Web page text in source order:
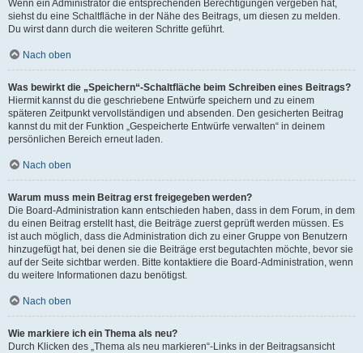
Wenn ein Administrator die entsprechenden Berechtigungen vergeben hat,
siehst du eine Schaltfläche in der Nähe des Beitrags, um diesen zu melden.
Du wirst dann durch die weiteren Schritte geführt.
Nach oben
Was bewirkt die „Speichern“-Schaltfläche beim Schreiben eines Beitrags?
Hiermit kannst du die geschriebene Entwürfe speichern und zu einem
späteren Zeitpunkt vervollständigen und absenden. Den gesicherten Beitrag
kannst du mit der Funktion „Gespeicherte Entwürfe verwalten“ in deinem
persönlichen Bereich erneut laden.
Nach oben
Warum muss mein Beitrag erst freigegeben werden?
Die Board-Administration kann entschieden haben, dass in dem Forum, in dem
du einen Beitrag erstellt hast, die Beiträge zuerst geprüft werden müssen. Es
ist auch möglich, dass die Administration dich zu einer Gruppe von Benutzern
hinzugefügt hat, bei denen sie die Beiträge erst begutachten möchte, bevor sie
auf der Seite sichtbar werden. Bitte kontaktiere die Board-Administration, wenn
du weitere Informationen dazu benötigst.
Nach oben
Wie markiere ich ein Thema als neu?
Durch Klicken des „Thema als neu markieren“-Links in der Beitragsansicht